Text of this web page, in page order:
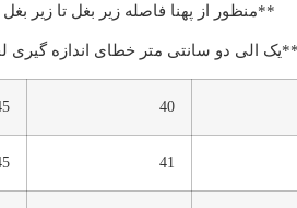
**منظور از پهنا فاصله زیر بغل تا زیر
**یک الی دو سانتی متر خطای اندازه گیری
40
41